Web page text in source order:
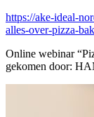
https://ake-ideal-
alles-over-pizza-
Online webinar
gekomen door: